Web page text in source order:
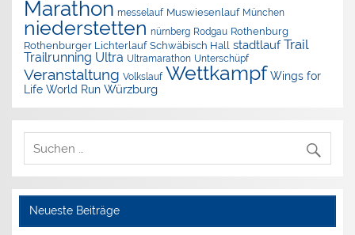
Marathon messelauf Muswiesenlauf München
niederstetten nürnberg Rodgau Rothenburg
Rothenburger Lichterlauf Schwäbisch Hall stadtlauf Trail
Trailrunning Ultra Ultramarathon Unterschüpf
Veranstaltung Volkslauf Wettkampf Wings for
Life World Run Würzburg
Neueste Beiträge